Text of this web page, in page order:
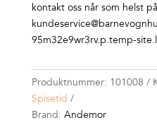
kontakt oss når som helst på
95m32e9wr3rv.p.temp-
Produktnummer: 101008
Spisetid
Brand: Andemor